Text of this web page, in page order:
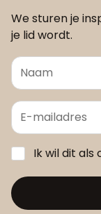
We sturen je
je lid wordt.
Ik wil dit als